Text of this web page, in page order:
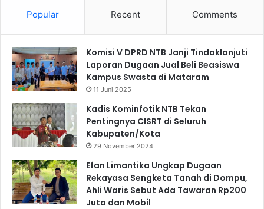
Popular Recent Comments
Komisi V DPRD NTB Janji Tindaklanjuti
Laporan Dugaan Jual Beli Beasiswa
Kampus Swasta di Mataram
11 Juni 2025
Kadis Kominfotik NTB Tekan
Pentingnya CISRT di Seluruh
Kabupaten/Kota
29 November 2024
Efan Limantika Ungkap Dugaan
Rekayasa Sengketa Tanah di Dompu,
Ahli Waris Sebut Ada Tawaran Rp200
Juta dan Mobil